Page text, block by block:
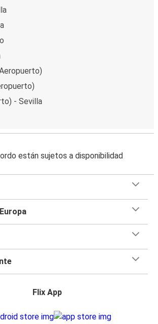
- Sevilla
están sujetos a disponibilidad
Flix App